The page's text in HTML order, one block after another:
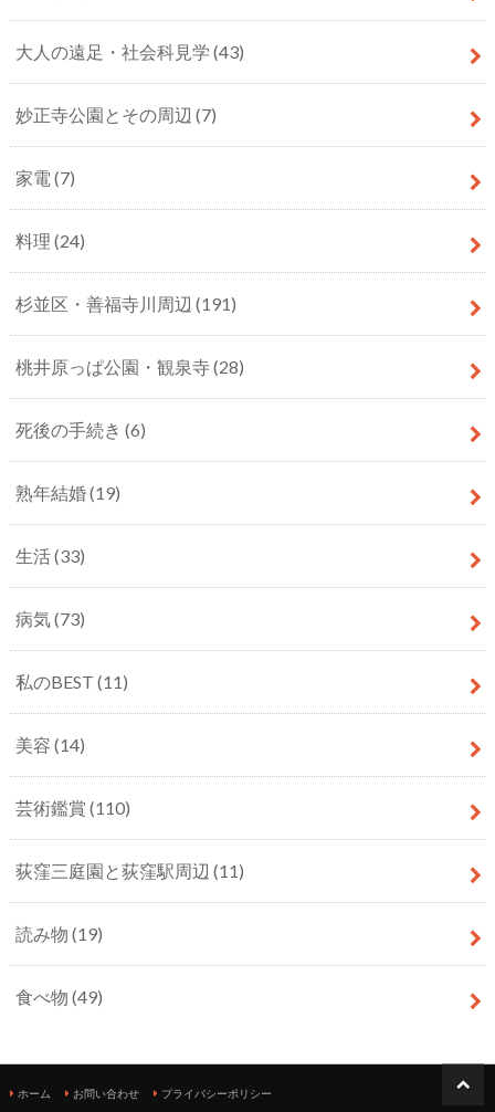
大人の遠足・社会科見学 (43)
妙正寺公園とその周辺 (7)
家電 (7)
料理 (24)
杉並区・善福寺川周辺 (191)
桃井原っぱ公園・観泉寺(28)
死後の手続き (6)
熟年結婚(19)
生活(33)
病気(73)
私のBEST (11)
美容 (14)
芸術鑑賞 (110)
荻窪三庭園と荻窪駅周辺 (11)
読み物 (19)
食べ物 (49)
ホーム お問い合わせ プライバシーポリシー